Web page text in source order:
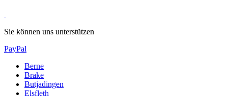
Sie können uns unterstützen
PayPal
Berne
Brake
Butjadingen
Elsfleth